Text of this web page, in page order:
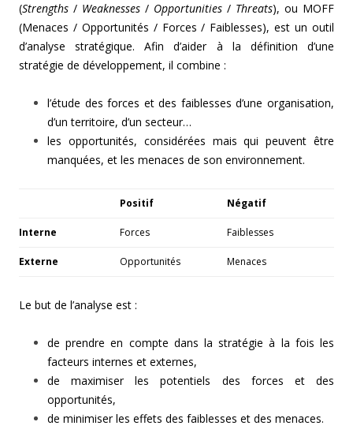
(Strengths / Weaknesses / Opportunities / Threats), ou MOFF
(Menaces / Opportunités / Forces / Faiblesses), est un outil
d’analyse stratégique. Afin d’aider à la définition d’une
stratégie de développement, il combine :
l’étude des forces et des faiblesses d’une organisation,
d’un territoire, d’un secteur…
les opportunités, considérées mais qui peuvent être
manquées, et les menaces de son environnement.
Positif Négatif
Interne Forces Faiblesses
Externe Opportunités Menaces
Le but de l’analyse est :
de prendre en compte dans la stratégie à la fois les
facteurs internes et externes,
de maximiser les potentiels des forces et des
opportunités,
de minimiser les effets des faiblesses et des menaces.